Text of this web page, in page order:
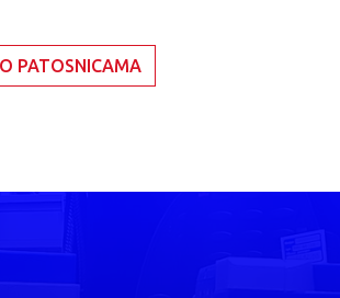
O PATOSNICAMA